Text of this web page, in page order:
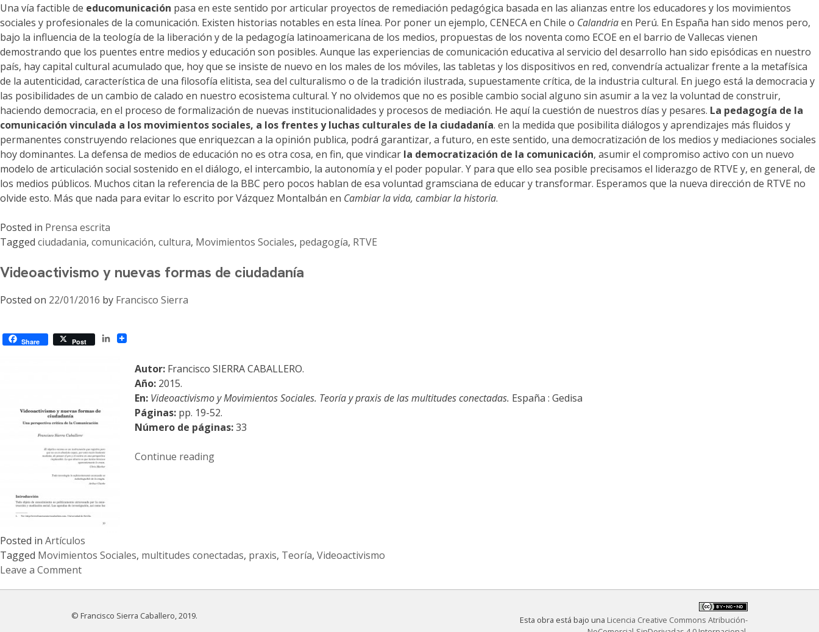
Una vía factible de educomunicación pasa en este sentido por articular proyectos de remediación pedagógica basada en las alianzas entre los educadores y los movimientos
sociales y profesionales de la comunicación. Existen historias notables en esta línea. Por poner un ejemplo, CENECA en Chile o Calandriaen Perú. En España han sido menos pero,
bajo la influencia de la teología de la liberación y de la pedagogía latinoamericana de los medios, propuestas de los noventa como ECOE en el barrio de Vallecas vienen
demostrando que los puentes entre medios y educación son posibles. Aunque las experiencias de comunicación educativa al servicio del desarrollo han sido episódicas en nuestro
país, hay capital cultural acumulado que, hoy que se insiste de nuevo en los males de los móviles, las tabletas y los dispositivos en red, convendría actualizar frente a la metafísica
de la autenticidad, característica de una filosofía elitista, sea del culturalismo o de la tradición ilustrada, supuestamente crítica, de la industria cultural. En juego está la democracia y
las posibilidades de un cambio de calado en nuestro ecosistema cultural. Y no olvidemos que no es posible cambio social alguno sin asumir a la vez la voluntad de construir,
haciendo democracia, en el proceso de formalización de nuevas institucionalidades y procesos de mediación. He aquí la cuestión de nuestros días y pesares. La pedagogía de la
comunicación vinculada a los movimientos sociales, a los frentes y luchas culturales de la ciudadanía. en la medida que posibilita diálogos y aprendizajes más fluidos y
permanentes construyendo relaciones que enriquezcan a la opinión publica, podrá garantizar, a futuro, en este sentido, una democratización de los medios y mediaciones sociales
hoy dominantes. La defensa de medios de educación no es otra cosa, en fin, que vindicar la democratización de la comunicación, asumir el compromiso activo con un nuevo
modelo de articulación social sostenido en el diálogo, el intercambio, la autonomía y el poder popular. Y para que ello sea posible precisamos el liderazgo de RTVE y, en general, de
los medios públicos. Muchos citan la referencia de la BBC pero pocos hablan de esa voluntad gramsciana de educar y transformar. Esperamos que la nueva dirección de RTVE no
olvide esto. Más que nada para evitar lo escrito por Vázquez Montalbán en Cambiar la vida, cambiar la historia.
Posted in Prensa escrita
Tagged ciudadania, comunicación, cultura, Movimientos Sociales, pedagogía, RTVE
Videoactivismo y nuevas formas de ciudadanía
Posted on 22/01/2016 by Francisco Sierra
Share Post LinkedIn
Autor: Francisco SIERRA CABALLERO.
Año: 2015.
En: Videoactivismo y Movimientos Sociales. Teoría y praxis de las multitudes conectadas. España : Gedisa
Páginas: pp. 19-52.
Número de páginas:33
Continue reading«Videoactivismo
Posted in Artículos
Tagged Movimientos Sociales, multitudes conectadas, praxis, Teoría, Videoactivismo
Leave a Comment
© Francisco Sierra Caballero, 2019. Esta obra está bajo una Licencia Creative Commons Atribución-